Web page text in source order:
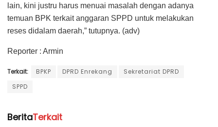
lain, kini justru harus menuai masalah dengan adanya
temuan BPK terkait anggaran SPPD untuk melakukan
reses didalam daerah,” tutupnya. (adv)
Reporter : Armin
Terkait: BPKP DPRD Enrekang
Sekretariat DPRD
SPPD
BeritaTerkait